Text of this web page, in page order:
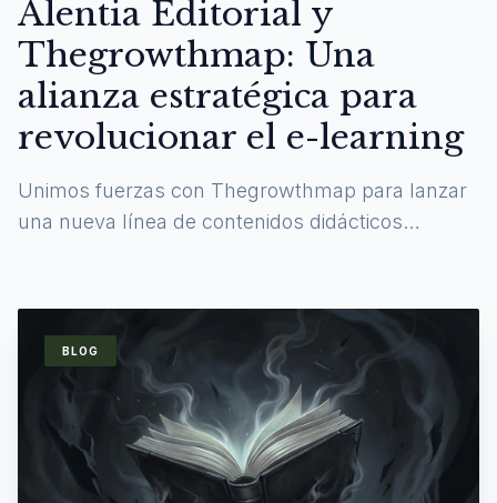
Alentia Editorial y
Thegrowthmap: Una
alianza estratégica para
revolucionar el e-learning
Unimos fuerzas con Thegrowthmap para lanzar
una nueva línea de contenidos didácticos
BLOG